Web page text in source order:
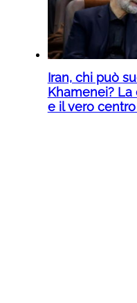
Iran, chi può
Khamenei? La
e il vero